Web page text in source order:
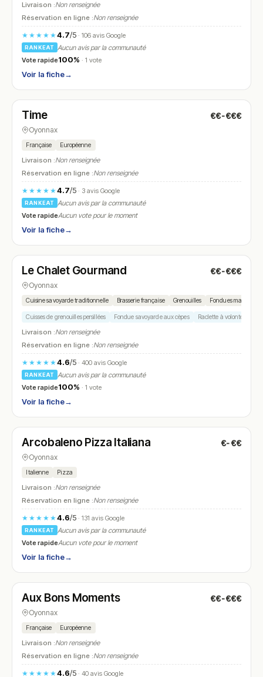
Livraison :Non renseignée
Réservation en ligne :Non renseignée
★★★★★4.7/5· 106 avis Google
RANKEAT
Aucun avis par la communauté
Vote rapide100% · 1 vote
Voir la fiche→
N° 20
Time €€-€€€
Oyonnax
Française Européenne
Livraison :Non renseignée
Réservation en ligne :Non renseignée
★★★★★4.7/5· 3 avis Google
RANKEAT
Aucun avis par la communauté
Vote rapideAucun vote pour le moment
Voir la fiche→
N° 21
Le Chalet Gourmand €€-€€€
Oyonnax
Cuisine savoyarde traditionnelle Brasserie française Grenouilles Fondues maison
Cuisses de grenouilles persillées Fondue savoyarde aux cèpes Raclette à volonté
Livraison :Non renseignée
Réservation en ligne :Non renseignée
★★★★★4.6/5· 400 avis Google
RANKEAT
Aucun avis par la communauté
Vote rapide100% · 1 vote
Voir la fiche→
N° 22
Arcobaleno Pizza Italiana €-€€
Oyonnax
Italienne Pizza
Livraison :Non renseignée
Réservation en ligne :Non renseignée
★★★★★4.6/5· 131 avis Google
RANKEAT
Aucun avis par la communauté
Vote rapideAucun vote pour le moment
Voir la fiche→
N° 23
Aux Bons Moments €€-€€€
Oyonnax
Française Européenne
Livraison :Non renseignée
Réservation en ligne :Non renseignée
★★★★★4.6/5· 40 avis Google